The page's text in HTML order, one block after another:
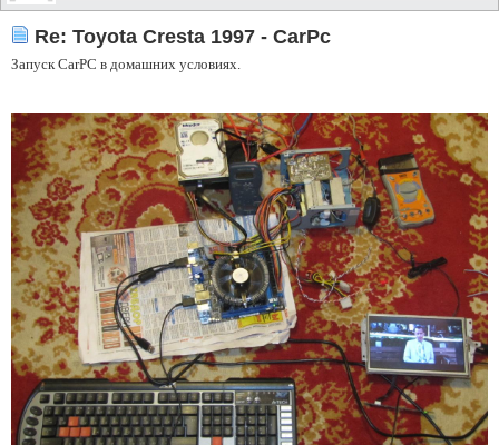
Re: Toyota Cresta 1997 - CarPc
Запуск CarPC в домашних условиях.